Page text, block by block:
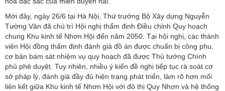
Mới đây, ngày 26/6 tại Hà Nội, Thứ trưởng Bộ Xây dựng Nguyễn
Tường Văn đã chủ trì Hội nghị thẩm định Điều chỉnh Quy hoạch
chung Khu kinh tế Nhơn Hội đến năm 2050. Tại hội nghị, các thành
viên Hội đồng thẩm định đánh giá đồ án được chuẩn bị công phu,
cơ bản bám sát nhiệm vụ quy hoạch đã được Thủ tướng Chính
phủ phê duyệt. Tuy nhiên, nhiều ý kiến đề nghị tiếp tục rà soát cơ
sở pháp lý, đánh giá đầy đủ hiện trạng phát triển, làm rõ hơn mối
liên kết giữa Khu kinh tế Nhơn Hội với đô thị Quy Nhơn và hệ thống